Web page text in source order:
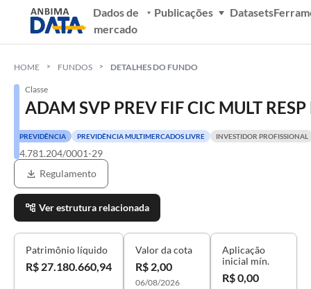
Dados de
mercado
Publicações Datasets
HOME FUNDOS DETALHES DO FUNDO
Classe
ADAM SVP PREV FIF CIC MULT
PREVIDÊNCIA PREVIDÊNCIA MULTIMERCADOS LIVRE INVESTIDOR PROFISSIONAL
34.781.204/0001-29
Regulamento
Ver estrutura relacionada
Patrimônio líquido
R$ 27.180.660,94
Valor da cota
R$ 2,00
06/08/2026
Aplicação
inicial mín.
R$ 0,00